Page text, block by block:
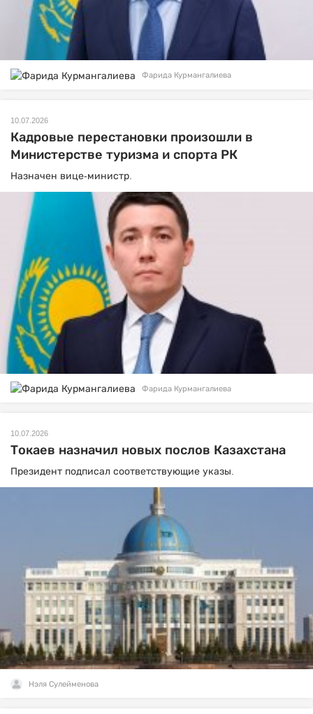
Фарида Курмангалиева
10.07.2026
Кадровые перестановки произошли в
Министерстве туризма и спорта РК
Назначен вице-министр.
Фарида Курмангалиева
10.07.2026
Токаев назначил новых послов Казахстана
Президент подписал соответствующие указы.
Нэля Сулейменова